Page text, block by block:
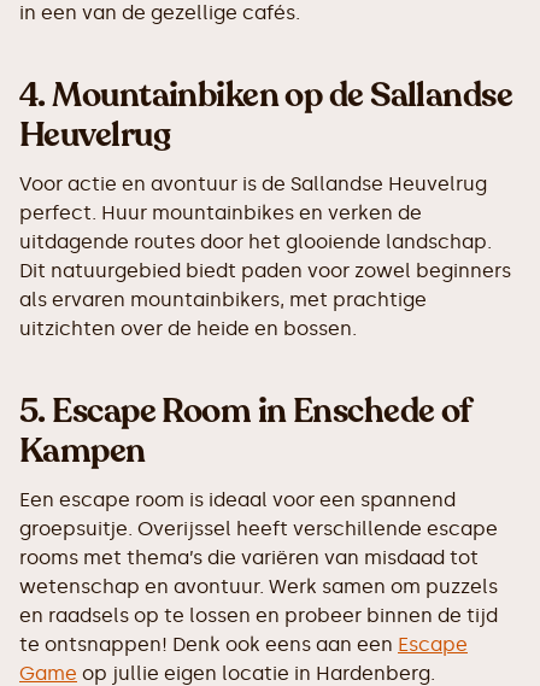
in een van de gezellige cafés.
4.Mountainbiken op de Sallandse
Heuvelrug
Voor actie en avontuur is de Sallandse Heuvelrug
perfect. Huur mountainbikes en verken de
uitdagende routes door het glooiende landschap.
Dit natuurgebied biedt paden voor zowel beginners
als ervaren mountainbikers, met prachtige
uitzichten over de heide en bossen.
5.Escape Room in Enschede of
Kampen
Een escape room is ideaal voor een spannend
groepsuitje. Overijssel heeft verschillende escape
rooms met thema’s die variëren van misdaad tot
wetenschap en avontuur. Werk samen om puzzels
en raadsels op te lossen en probeer binnen de tijd
te ontsnappen! Denk ook eens aan een Escape
Game op jullie eigen locatie in Hardenberg.